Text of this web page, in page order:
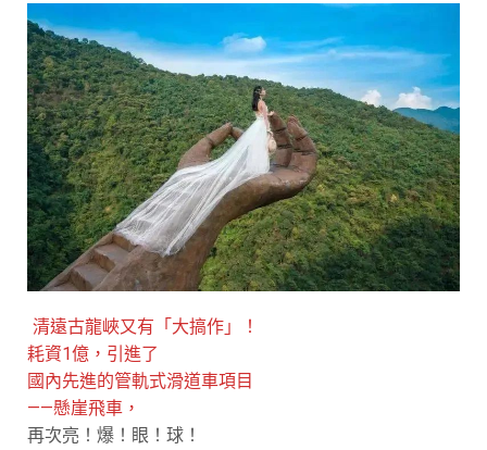
清遠古龍峽又有「大搞作」！
耗資1億，引進了
國內先進的管軌式滑道車項目
——懸崖飛車，
再次亮！爆！眼！球！